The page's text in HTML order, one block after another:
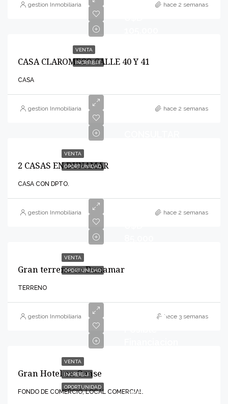
gestion Inmobiliaria hace 2 semanas
VENTA
INCREIBLE
CASA CLAROMECO CALLE 40 Y 41
CASA
gestion Inmobiliaria hace 2 semanas
VENTA
OPORTUNIDAD
2 CASAS EN DUNAMAR
CASA CON DPTO.
gestion Inmobiliaria hace 2 semanas
VENTA
OPORTUNIDAD
Gran terreno en Dunamar
TERRENO
gestion Inmobiliaria hace 3 semanas
VENTA
INCREIBLE
OPORTUNIDAD
Consultar-
Gran Hotel en Oense
FONDO DE COMERCIO, LOCAL COMERCIAL
U$D